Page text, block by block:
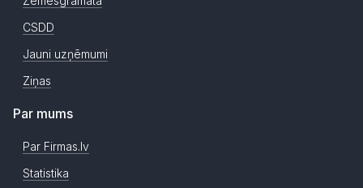
CSDD
Jauni uzņēmumi
Ziņas
Par mums
Par Firmas.lv
Statistika